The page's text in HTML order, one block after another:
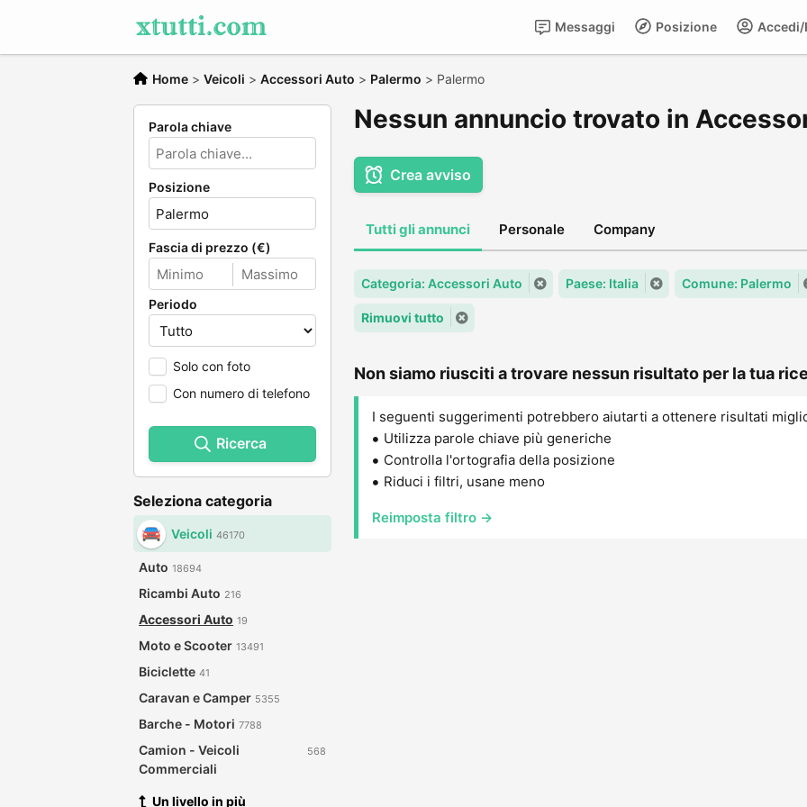
Posizione
Messaggi
Home > Veicoli > Accessori Auto > Palermo > Palermo
Parola chiave
Posizione
Fascia di prezzo (€)
Periodo
Solo con foto
Con numero di telefono
Ricerca
Seleziona categoria
Veicoli 46170
Auto 18694
Ricambi Auto 216
Accessori Auto 19
Moto e Scooter 13491
Biciclette 41
Caravan e Camper 5355
Barche - Motori 7788
Camion - Veicoli
Commerciali
568
Un livello in più
Nessun annuncio trovato in
Crea avviso
Tutti gli annunci Personale Company
Categoria: Accessori Auto Paese: Italia Comune: Palermo
Rimuovi tutto
Non siamo riusciti a trovare nessun risultato per la tua
I seguenti suggerimenti potrebbero aiutarti a ottenere risultati
Utilizza parole chiave più generiche
Controlla l'ortografia della posizione
Riduci i filtri, usane meno
Reimposta filtro →